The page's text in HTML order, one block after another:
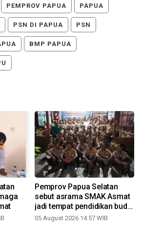
PEMPROV PAPUA PAPUA
PSN DI PAPUA PSN
BMP PAPUA
Pemprov Papua Selatan
sebut asrama SMAK Asmat
jadi tempat pendidikan budi
pekerti
05 August 2026 14:57 WIB